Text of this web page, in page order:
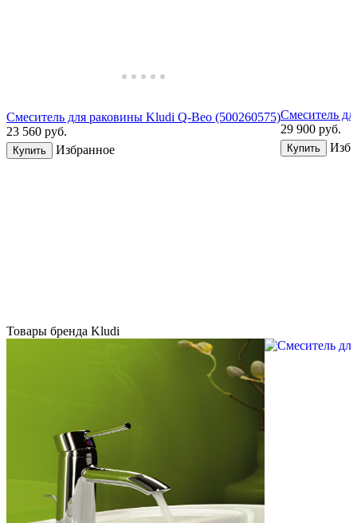
Смеситель для раковины Kludi Q-Beo (500260575)
23 560 руб.
Купить Избранное
Смеситель
29 900 руб.
Купить
Товары бренда Kludi